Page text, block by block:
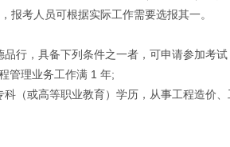
报考人员可根据实际工作需要选报其一。
，具备下列条件之一者，可申请参加考试
管理业务工作满 1 年;
或高等职业教育）学历，从事工程造价、